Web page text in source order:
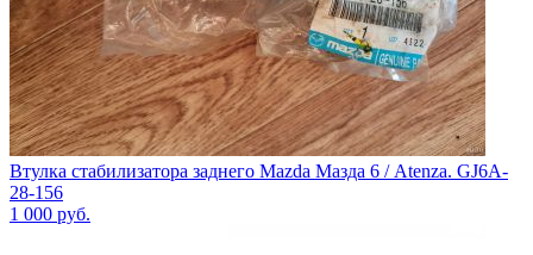
Втулка стабилизатора заднего Mazda Мазда 6 / Atenza. GJ6A-
28-156
1 000 руб.